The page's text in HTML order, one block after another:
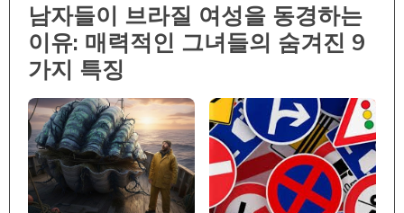
남자들이 브라질 여성을 동경하는
이유: 매력적인 그녀들의 숨겨진 9
가지 특징